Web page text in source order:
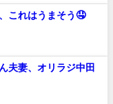
これはうまそう🤤
夫妻、オリラジ中田